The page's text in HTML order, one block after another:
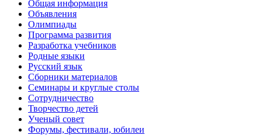
Общая информация
Объявления
Олимпиады
Программа развития
Разработка учебников
Родные языки
Русский язык
Сборники материалов
Семинары и круглые столы
Сотрудничество
Творчество детей
Ученый совет
Форумы, фестивали, юбилеи